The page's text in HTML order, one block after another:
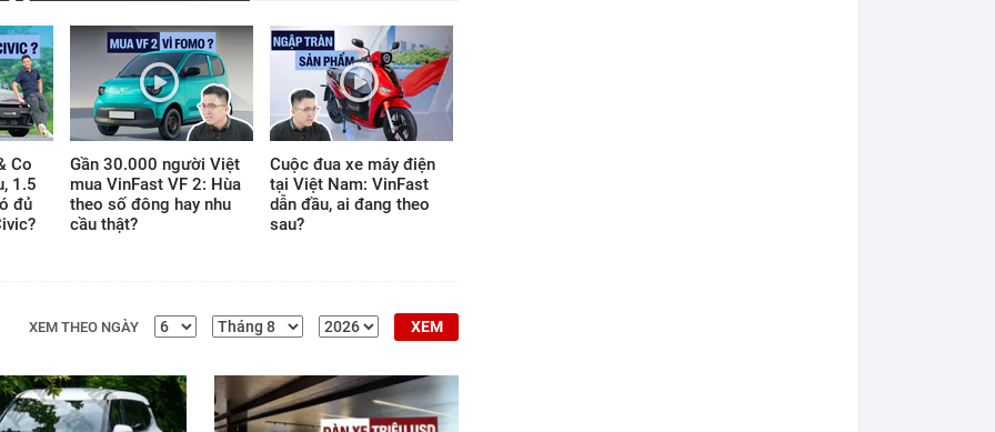
Thúc Hoàng Linh – người
đang sở hữu nhiều mẫu xe
máy điện của Honda lại có
góc nhìn khác biệt.
Co
1.5
đủ
Gần 30.000 người Việt
mua VinFast VF 2: Hùa
theo số đông hay nhu
cầu thật?
Cuộc đua xe máy điện
tại Việt Nam: VinFast
dẫn đầu, ai đang theo
sau?
XEM THEO NGÀY XEM